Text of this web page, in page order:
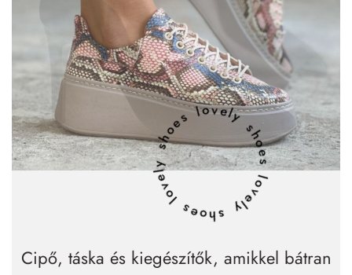
lovely shoes lovely shoes lovely shoes
Cipő, táska és kiegészítők, amikkel bátran